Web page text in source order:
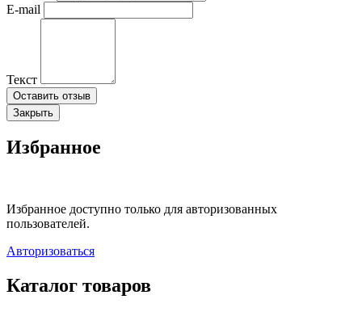
E-mail
Текст
Оставить отзыв
Закрыть
Избранное
Избранное доступно только для авторизованных
пользователей.
Авторизоваться
Каталог товаров